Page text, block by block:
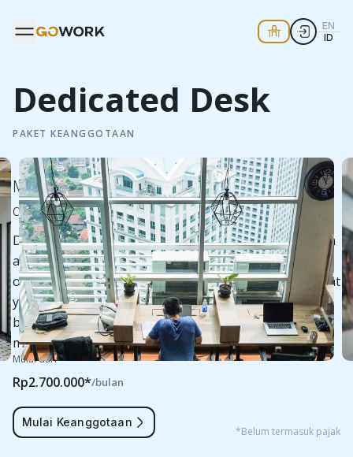
EN
ID
Dedicated Desk
PAKET KEANGGOTAAN
Meja kerja tetap di ruang kerja bersama yang
dialokasikan untuk Anda
Dapatkan meja untuk Anda sendiri di GoWork. Dengan
akses 24/7, meja khusus sangat ideal untuk orang-
orang yang ingin bekerja secara permanen dari tempat
yang sama. Paket ini memungkinkan Anda menikmati
bagian terbaik dari bekerja di suatu komunitas dan
masih memiliki meja kerja sendiri untuk bekerja.
Mulai dari
Rp2.700.000*/bulan
Mulai Keanggotaan
*Belum termasuk pajak